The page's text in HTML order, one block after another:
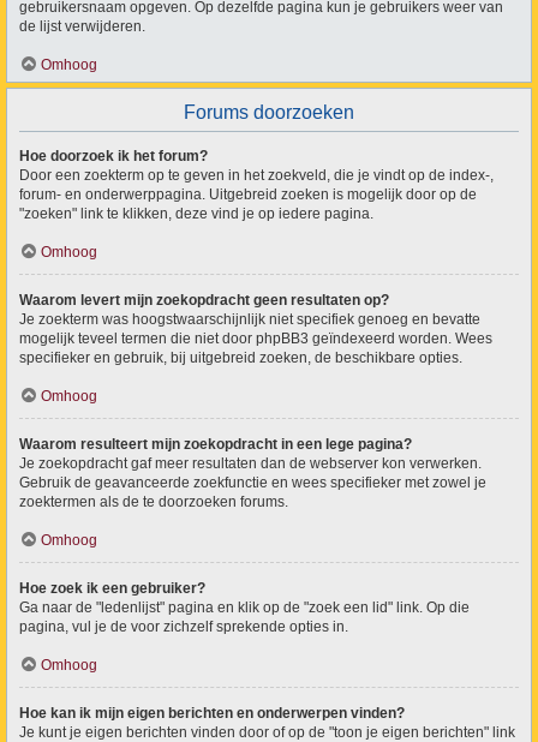
gebruikersnaam opgeven. Op dezelfde pagina kun je gebruikers weer van
de lijst verwijderen.
Omhoog
Forums doorzoeken
Hoe doorzoek ik het forum?
Door een zoekterm op te geven in het zoekveld, die je vindt op de index-,
forum- en onderwerppagina. Uitgebreid zoeken is mogelijk door op de
"zoeken" link te klikken, deze vind je op iedere pagina.
Omhoog
Waarom levert mijn zoekopdracht geen resultaten op?
Je zoekterm was hoogstwaarschijnlijk niet specifiek genoeg en bevatte
mogelijk teveel termen die niet door phpBB3 geïndexeerd worden. Wees
specifieker en gebruik, bij uitgebreid zoeken, de beschikbare opties.
Omhoog
Waarom resulteert mijn zoekopdracht in een lege pagina?
Je zoekopdracht gaf meer resultaten dan de webserver kon verwerken.
Gebruik de geavanceerde zoekfunctie en wees specifieker met zowel je
zoektermen als de te doorzoeken forums.
Omhoog
Hoe zoek ik een gebruiker?
Ga naar de "ledenlijst" pagina en klik op de "zoek een lid" link. Op die
pagina, vul je de voor zichzelf sprekende opties in.
Omhoog
Hoe kan ik mijn eigen berichten en onderwerpen vinden?
Je kunt je eigen berichten vinden door of op de "toon je eigen berichten" link